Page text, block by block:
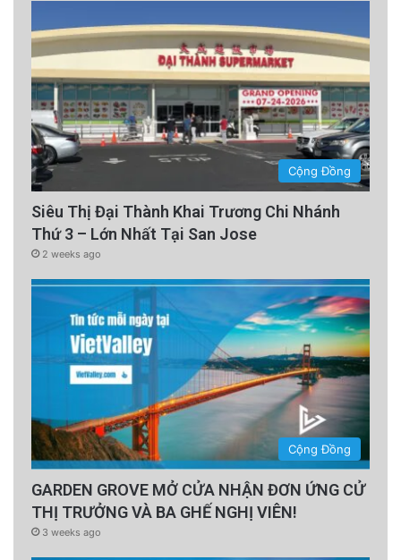
vào thói quen hàng ngày, bạn có thể cải thiện
đáng kể sức khỏe não bộ và chất lượng cuộc
sống nói chung.
advertisement
(theo CNBC)
The postThói quen đơn giản giúp phòng tránh
bệnh mất trí nhớappeared first onSaigon
Cộng Đồng
Siêu Thị Đại Thành Khai Trương Chi Nhánh
Thứ 3 – Lớn Nhất Tại San Jose
2 weeks ago
Cộng Đồng
GARDEN GROVE MỞ CỬA NHẬN ĐƠN ỨNG CỬ
THỊ TRƯỞNG VÀ BA GHẾ NGHỊ VIÊN!
3 weeks ago